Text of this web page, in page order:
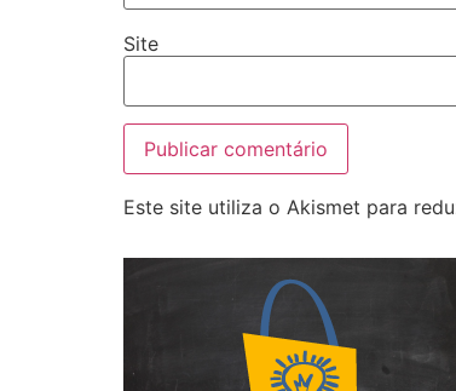
Site
Este site utiliza o Akismet para